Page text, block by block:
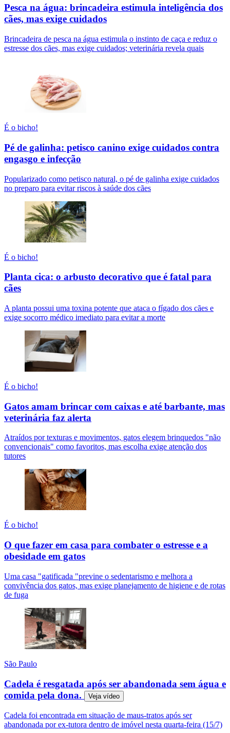
Pesca na água: brincadeira estimula inteligência dos
cães, mas exige cuidados
Brincadeira de pesca na água estimula o instinto de caça e reduz o
estresse dos cães, mas exige cuidados; veterinária revela quais
É o bicho!
Pé de galinha: petisco canino exige cuidados contra
engasgo e infecção
Popularizado como petisco natural, o pé de galinha exige cuidados
no preparo para evitar riscos à saúde dos cães
É o bicho!
Planta cica: o arbusto decorativo que é fatal para
cães
A planta possui uma toxina potente que ataca o fígado dos cães e
exige socorro médico imediato para evitar a morte
É o bicho!
Gatos amam brincar com caixas e até barbante, mas
veterinária faz alerta
Atraídos por texturas e movimentos, gatos elegem brinquedos "não
convencionais" como favoritos, mas escolha exige atenção dos
tutores
É o bicho!
O que fazer em casa para combater o estresse e a
obesidade em gatos
Uma casa "gatificada "previne o sedentarismo e melhora a
convivência dos gatos, mas exige planejamento de higiene e de rotas
de fuga
São Paulo
Cadela é resgatada após ser abandonada sem água e
comida pela dona.
Veja vídeo
Cadela foi encontrada em situação de maus-tratos após ser
abandonada por ex-tutora dentro de imóvel nesta quarta-feira (15/7)